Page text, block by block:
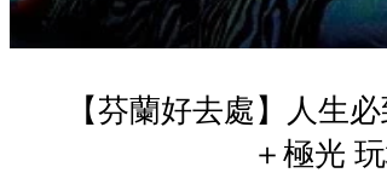
【芬蘭好去處】人生
＋極光